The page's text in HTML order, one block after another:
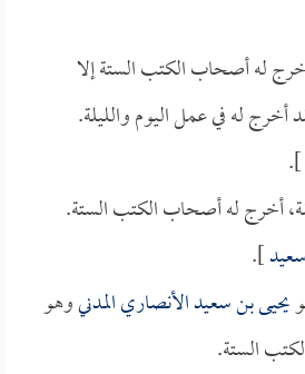
له أصحاب الكتب الستة إلا
أخرج له في عمل اليوم والليلة.
].
أخرج له أصحاب الكتب الستة.
].
يحيى بن سعيد الأنصاري المدنيوهو
الستة.